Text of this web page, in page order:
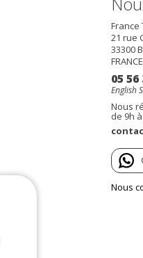
France
21 rue
33300
05 56
English
Nous
de 9h
Nous